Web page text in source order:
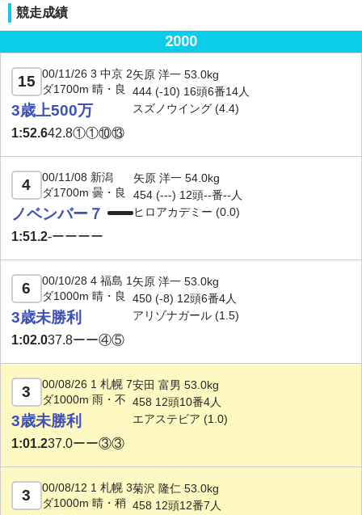
プラン案内
競走成績
2000
15
00/11/26 3 中京 2
ダ1700m 晴・良
3歳上500万
1:52.642.8①①⑩⑬
矢原 洋一 53.0kg
444 (-10) 16頭6番14人
スズノウイング (4.4)
4
00/11/08 新潟
ダ1700m 曇・良
ノベンバー７
1:51.2-ーーーー
矢原 洋一 54.0kg
454 (---) 12頭--番--人
ヒロアカデミー (0.0)
6
00/10/28 4 福島 1
ダ1000m 晴・良
3歳未勝利
1:02.037.8ーー④⑤
矢原 洋一 53.0kg
450 (-8) 12頭6番4人
アリゾナガール (1.5)
3
00/08/26 1 札幌 7
ダ1000m 雨・不
3歳未勝利
1:01.237.0ーー③③
安田 富男 53.0kg
458 12頭10番4人
エアステビア (1.0)
3
00/08/12 1 札幌 3
ダ1000m 晴・稍
菊沢 隆仁 53.0kg
458 12頭12番7人